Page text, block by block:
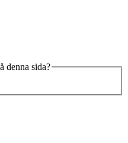
denna sida?